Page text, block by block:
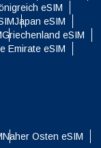
eSIM
Japan eSIM
Griechenland eSIM
Emirate eSIM
Naher Osten eSIM